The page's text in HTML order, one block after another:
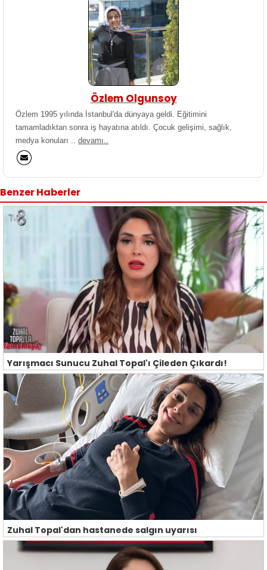
Özlem Olgunsoy
Özlem 1995 yılında İstanbul'da dünyaya geldi. Eğitimini
tamamladıktan sonra iş hayatına atıldı. Çocuk gelişimi, sağlık,
medya konuları .. devamı..
Benzer Haberler
Yarışmacı Sunucu Zuhal Topal'ı Çileden Çıkardı!
Zuhal Topal'dan hastanede salgın uyarısı